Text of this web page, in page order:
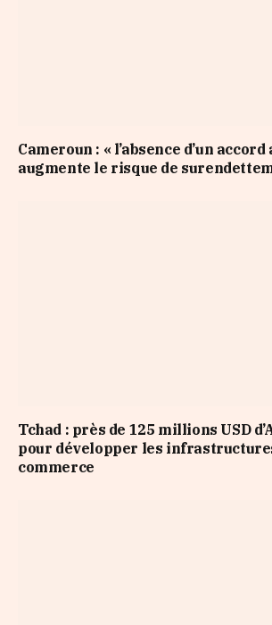
Cameroun : « l’absence d’un
augmente le risque de
Tchad : près de 125 millions USD
pour développer les
commerce